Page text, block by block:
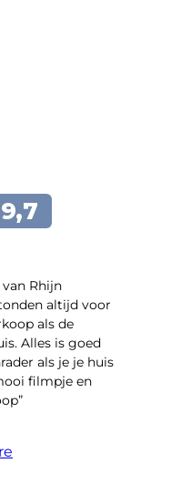
Rhijn
altijd voor
als de
Alles is goed
als je je huis
filmpje en